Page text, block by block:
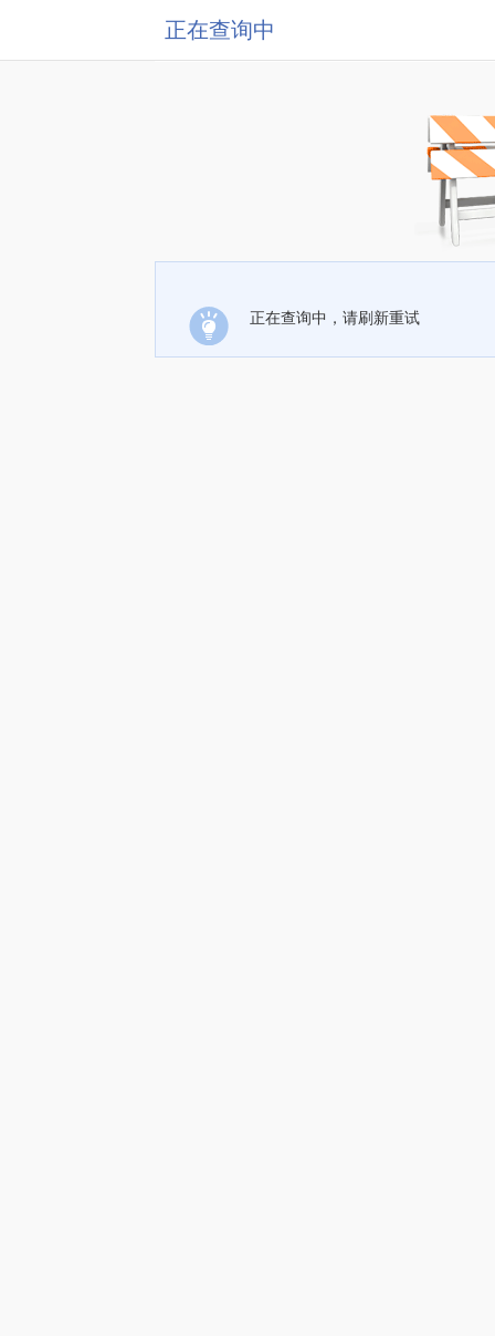
正在查询中
正在查询中，请刷新重试